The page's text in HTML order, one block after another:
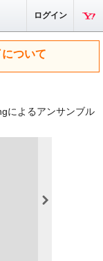
ログイン
ついて
によるアンサンブル